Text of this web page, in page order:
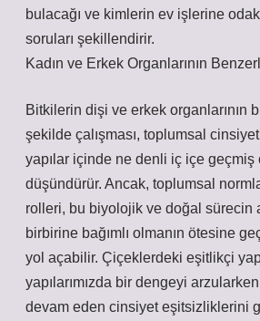
bulacağı ve kimlerin ev işlerine
soruları şekillendirir.
Kadın ve Erkek Organlarının
Bitkilerin dişi ve erkek organlarının
şekilde çalışması, toplumsal
yapılar içinde ne denli iç içe geçmiş
düşündürür. Ancak, toplumsal
rolleri, bu biyolojik ve doğal sürecin
birbirine bağımlı olmanın ötesine
yol açabilir. Çiçeklerdeki eşitlikçi
yapılarımızda bir dengeyi
devam eden cinsiyet eşitsizliklerini